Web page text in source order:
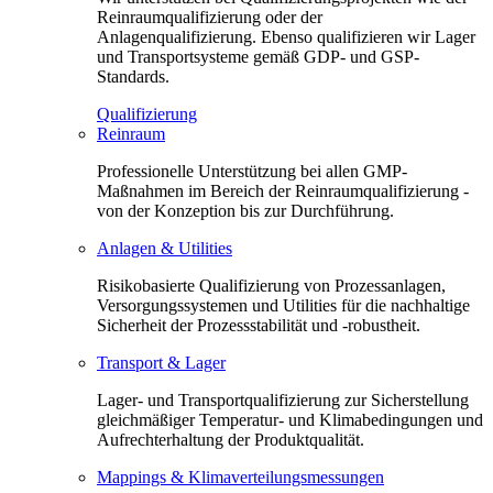
Reinraumqualifizierung oder der
Anlagenqualifizierung. Ebenso qualifizieren wir Lager
und Transportsysteme gemäß GDP- und GSP-
Standards.
Qualifizierung
Reinraum
Professionelle Unterstützung bei allen GMP-
Maßnahmen im Bereich der Reinraumqualifizierung -
von der Konzeption bis zur Durchführung.
Anlagen & Utilities
Risikobasierte Qualifizierung von Prozessanlagen,
Versorgungssystemen und Utilities für die nachhaltige
Sicherheit der Prozessstabilität und -robustheit.
Transport & Lager
Lager- und Transportqualifizierung zur Sicherstellung
gleichmäßiger Temperatur- und Klimabedingungen und
Aufrechterhaltung der Produktqualität.
Mappings & Klimaverteilungsmessungen